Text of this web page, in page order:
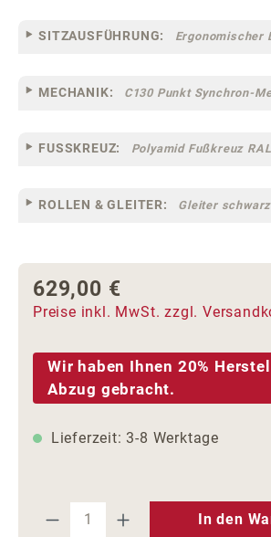
SITZAUSFÜHRUNG:
MECHANIK: C130 Punkt Synchron-
FUSSKREUZ:
ROLLEN & GLEITER: Gleiter
Regulärer Preis:
629,00 €
Preise inkl. MwSt. zzgl.
Wir haben Ihnen 20%
Abzug gebracht.
Lieferzeit: 3-8 Werktage
Produkt Anzahl: Gib
In den